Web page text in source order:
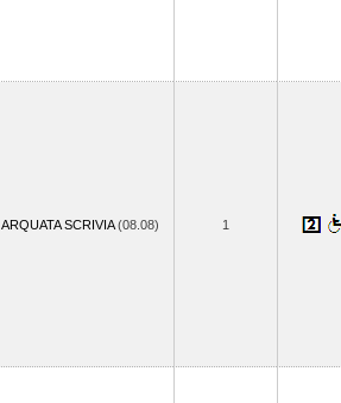
ARQUATA SCRIVIA(08.08) 1